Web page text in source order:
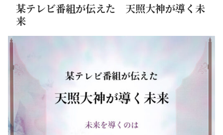
某テレビ番組が伝えた 天照大神が導く未
来